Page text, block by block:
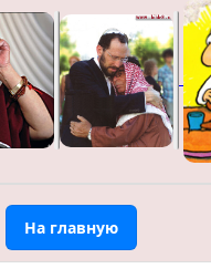
На главную